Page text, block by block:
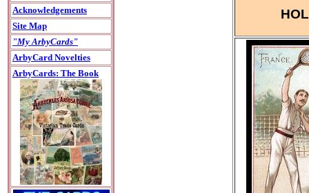
Acknowledgements
Site Map
"My ArbyCards"
ArbyCard Novelties
ArbyCards: The Book